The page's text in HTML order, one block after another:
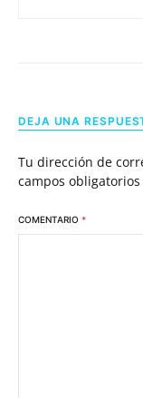
DEJA UNA
Tu dirección de
campos
COMENTARIO *